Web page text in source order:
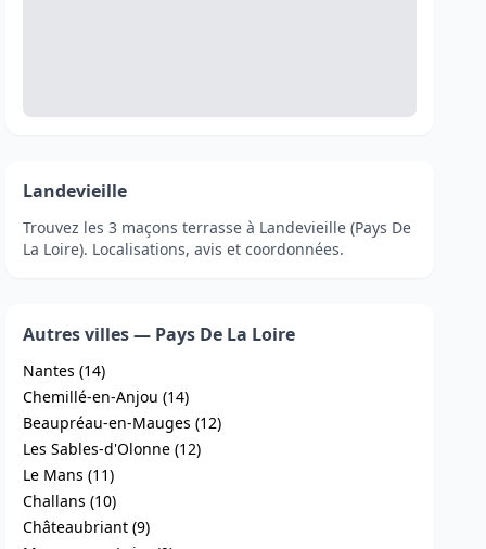
Landevieille
Trouvez les 3 maçons terrasse à Landevieille (Pays De
La Loire). Localisations, avis et coordonnées.
Autres villes — Pays De La Loire
Nantes (14)
Chemillé-en-Anjou (14)
Beaupréau-en-Mauges (12)
Les Sables-d'Olonne (12)
Le Mans (11)
Challans (10)
Châteaubriant (9)